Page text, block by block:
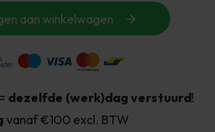
aan winkelwagen
dezelfde (werk)dag verstuurd!
vanaf €100 excl. BTW